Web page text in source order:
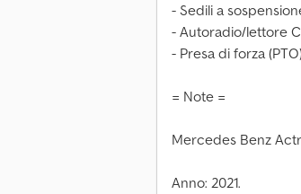
- Sedili a
- Autoradio/lettore
- Presa di forza
= Note =
Mercedes Benz
Anno: 2021.